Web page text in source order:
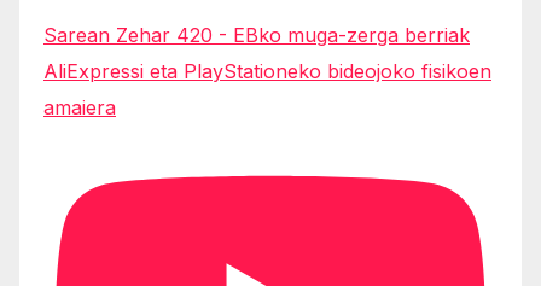
Sarean Zehar 420 - EBko muga-zerga berriak
AliExpressi eta PlayStationeko bideojoko fisikoen
amaiera